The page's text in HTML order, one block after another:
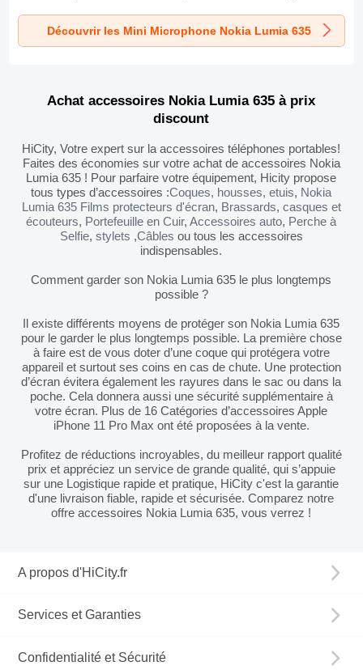
Parleur K06 pour
Nokia Lumia 635
Noir
Parleur K05 pour
Nokia Lumia 635
Noir
Parleur K08 pour
Nokia Lumia 635
Noir
Découvrir les Mini Microphone Nokia Lumia 635
Achat accessoires Nokia Lumia 635 à prix
discount
HiCity, Votre expert sur la accessoires téléphones portables!
Faites des économies sur votre achat de accessoires Nokia
Lumia 635 ! Pour parfaire votre équipement, Hicity propose
tous types d’accessoires :Coques, housses, etuis, Nokia
Lumia 635 Films protecteurs d'écran, Brassards, casques et
écouteurs, Portefeuille en Cuir,Accessoires auto, Perche à
Selfie, stylets ,Câbles ou tous les accessoires
indispensables.
Comment garder son Nokia Lumia 635 le plus longtemps
possible ?
Il existe différents moyens de protéger son Nokia Lumia 635
pour le garder le plus longtemps possible. La première chose
à faire est de vous doter d’une coque qui protégera votre
appareil et surtout ses coins en cas de chute. Une protection
d’écran évitera également les rayures dans le sac ou dans la
poche. Cela donnera aussi une sécurité supplémentaire à
votre écran. Plus de 16 Catégories d’accessoires Apple
iPhone 11 Pro Max ont été proposées à la vente.
Profitez de réductions incroyables, du meilleur rapport qualité
prix et appréciez un service de grande qualité, qui s’appuie
sur une Logistique rapide et pratique, HiCity c'est la garantie
d'une livraison fiable, rapide et sécurisée. Comparez notre
offre accessoires Nokia Lumia 635, vous verrez !
A propos d'HiCity.fr
Services et Garanties
Confidentialité et Sécurité